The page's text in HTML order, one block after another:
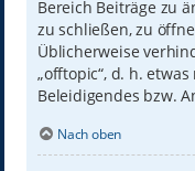
Bereich Beiträge zu
zu schließen, zu
Üblicherweise
„offtopic“, d. h.
Beleidigendes bzw.
Nach oben